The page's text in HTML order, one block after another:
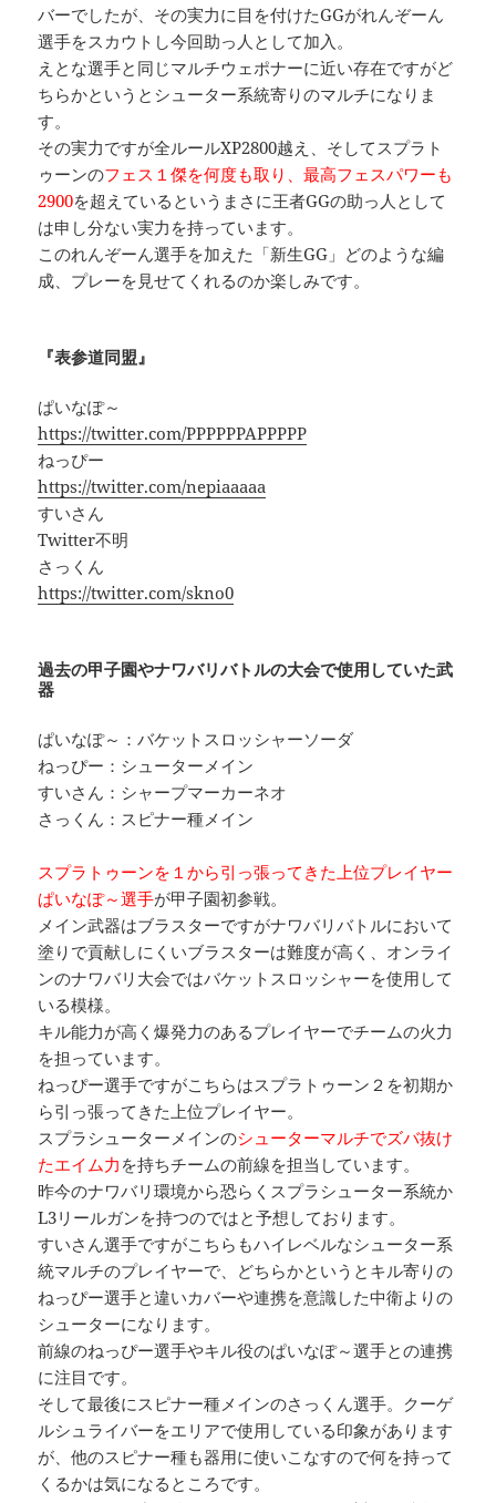
バーでしたが、その実力に目を付けたGGがれんぞーん
選手をスカウトし今回助っ人として加入。
えとな選手と同じマルチウェポナーに近い存在ですがど
ちらかというとシューター系統寄りのマルチになりま
す。
その実力ですが全ルールXP2800越え、そしてスプラト
ゥーンのフェス１傑を何度も取り、最高フェスパワーも
2900を超えているというまさに王者GGの助っ人として
は申し分ない実力を持っています。
このれんぞーん選手を加えた「新生GG」どのような編
成、プレーを見せてくれるのか楽しみです。
『表参道同盟』
ぱいなぽ～
https://twitter.com/PPPPPPAPPPPP
ねっぴー
https://twitter.com/nepiaaaaa
すいさん
Twitter不明
さっくん
https://twitter.com/skno0
過去の甲子園やナワバリバトルの大会で使用していた武
器
ぱいなぽ～：バケットスロッシャーソーダ
ねっぴー：シューターメイン
すいさん：シャープマーカーネオ
さっくん：スピナー種メイン
スプラトゥーンを１から引っ張ってきた上位プレイヤー
ぱいなぽ～選手が甲子園初参戦。
メイン武器はブラスターですがナワバリバトルにおいて
塗りで貢献しにくいブラスターは難度が高く、オンライ
ンのナワバリ大会ではバケットスロッシャーを使用して
いる模様。
キル能力が高く爆発力のあるプレイヤーでチームの火力
を担っています。
ねっぴー選手ですがこちらはスプラトゥーン２を初期か
ら引っ張ってきた上位プレイヤー。
スプラシューターメインのシューターマルチでズバ抜け
たエイム力 を持ちチームの前線を担当しています。
昨今のナワバリ環境から恐らくスプラシューター系統か
L3リールガンを持つのではと予想しております。
すいさん選手ですがこちらもハイレベルなシューター系
統マルチのプレイヤーで、どちらかというとキル寄りの
ねっぴー選手と違いカバーや連携を意識した中衛よりの
シューターになります。
前線のねっぴー選手やキル役のぱいなぽ～選手との連携
に注目です。
そして最後にスピナー種メインのさっくん選手。クーゲ
ルシュライバーをエリアで使用している印象があります
が、他のスピナー種も器用に使いこなすので何を持って
くるかは気になるところです。